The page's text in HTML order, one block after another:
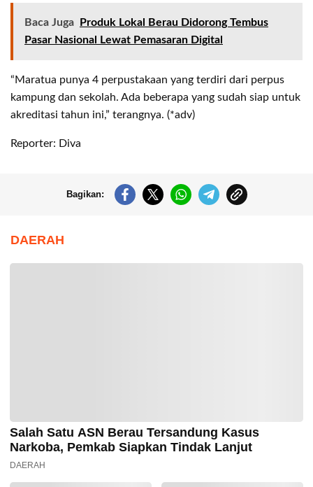
Baca Juga
Produk Lokal Berau Didorong Tembus
Pasar Nasional Lewat Pemasaran Digital
“Maratua punya 4 perpustakaan yang terdiri dari perpus
kampung dan sekolah. Ada beberapa yang sudah siap untuk
akreditasi tahun ini,” terangnya. (*adv)
Reporter: Diva
Bagikan:
DAERAH
Salah Satu ASN Berau Tersandung Kasus
Narkoba, Pemkab Siapkan Tindak Lanjut
DAERAH